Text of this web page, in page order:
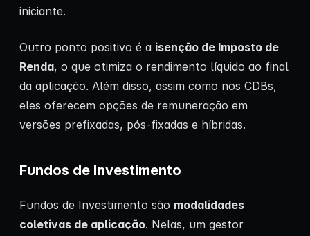
iniciante.
Outro ponto positivo é a isenção de Imposto de
Renda, o que otimiza o rendimento líquido ao final
da aplicação. Além disso, assim como nos CDBs,
eles oferecem opções de remuneração em
versões prefixadas, pós-fixadas e híbridas.
Fundos de Investimento
Fundos de Investimento são modalidades
coletivas de aplicação. Nelas, um gestor